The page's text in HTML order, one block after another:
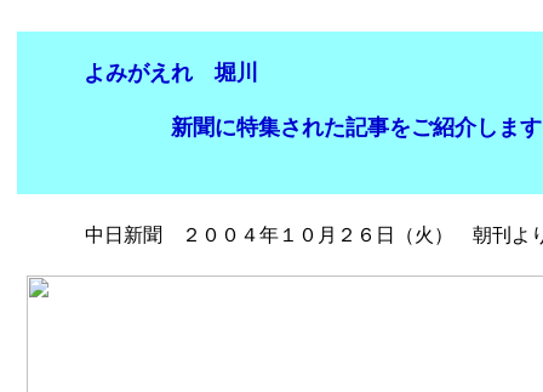
よみがえれ 堀川
新聞に特集された記事をご紹介します
中日新聞 ２００４年１０月２６日（